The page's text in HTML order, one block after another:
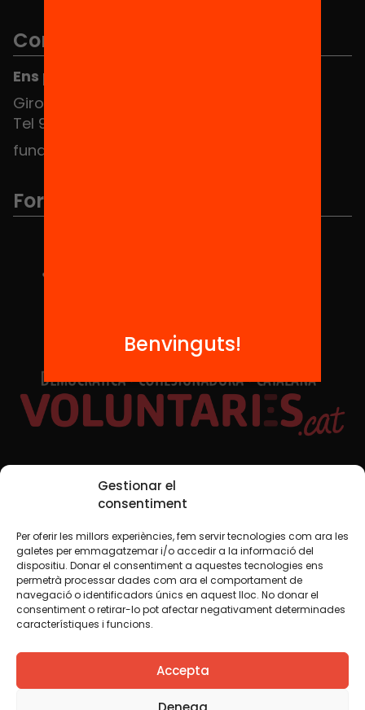
Gestionar el
consentiment
Per oferir les millors experiències, fem servir tecnologies com ara les
galetes per emmagatzemar i/o accedir a la informació del
dispositiu. Donar el consentiment a aquestes tecnologies ens
permetrà processar dades com ara el comportament de
navegació o identificadors únics en aquest lloc. No donar el
consentiment o retirar-lo pot afectar negativament determinades
característiques i funcions.
Accepta
Contacte
Ens pots trobar al Hub Social
Girona 34, interior 08010 Barcelona
Tel 934 588 700
fundacio@equitat.org
Formem part de...
Xarxes Socials
TWT YTB IG FB IN
Avís legalPolítica de cookies
Creiem que el coneixement s’ha de compartir. Per això
fem servir una llicència Creative Commons, llevat que en
algun material indiquem el contrari. Us animem a copiar,
redistribuir, remesclar o transformar i crear els continguts
Benvinguts!